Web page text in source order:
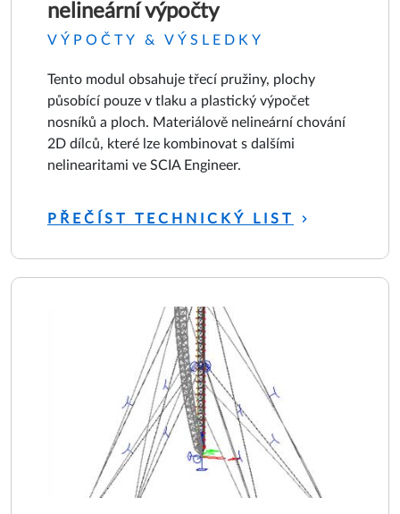
nelineární výpočty
VÝPOČTY & VÝSLEDKY
Tento modul obsahuje třecí pružiny, plochy
působící pouze v tlaku a plastický výpočet
nosníků a ploch. Materiálově nelineární chování
2D dílců, které lze kombinovat s dalšími
nelinearitami ve SCIA Engineer.
PŘEČÍST TECHNICKÝ LIST